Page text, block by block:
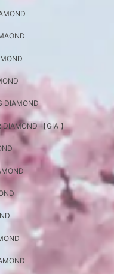
DIAMOND
DIAMOND 【GIA 】